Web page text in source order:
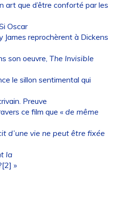
art que d’être conforté par les
Oscar
reprochèrent à Dickens
son oeuvre, The Invisible
le sillon sentimental qui
Preuve
ce film que « de même
d’une vie ne peut être fixée
la
»